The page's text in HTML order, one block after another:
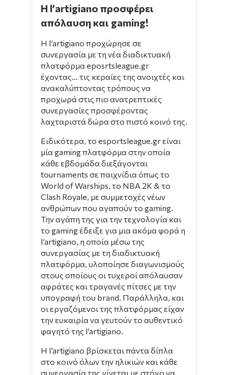
Η l’artigiano προσφέρει
απόλαυση και gaming!
Η l’artigiano προχώρησε σε
συνεργασία με τη νέα διαδικτυακή
πλατφόρμα eposrtsleague.gr
έχοντας… τις κεραίες της ανοιχτές και
ανακαλύπτοντας τρόπους να
προχωρά στις πιο ανατρεπτικές
συνεργασίες προσφέροντας
λαχταριστά δώρα στο πιστό κοινό της.
Ειδικότερα, το esportsleague.gr είναι
μία gaming πλατφόρμα στην οποία
κάθε εβδομάδα διεξάγονται
tournaments σε παιχνίδια όπως το
World of Warships, το NBA 2K & το
Clash Royale, με συμμετοχές νέων
ανθρώπων που αγαπούν το gaming.
Την αγάπη της για την τεχνολογία και
το gaming έδειξε για μια ακόμα φορά η
l’artigiano, η οποία μέσω της
συνεργασίας με τη διαδικτυακή
πλατφόρμα, υλοποίησε διαγωνισμούς
στους οποίους οι τυχεροί απόλαυσαν
αφράτες και τραγανές πίτσες με την
υπογραφή του brand. Παράλληλα, και
οι εργαζόμενοι της πλατφόρμας είχαν
την ευκαιρία να γευτούν το αυθεντικό
φαγητό της l’artigiano.
Η l’artigiano βρίσκεται πάντα δίπλα
στο κοινό όλων την ηλικιών και κάθε
συνεργασία της γίνεται με στόχο να